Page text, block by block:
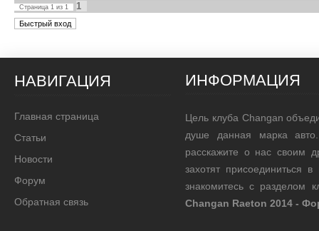
Страница 1 из 1 1
НАВИГАЦИЯ
Главная страница
Статьи
Новости
Форум
Обратная связь
ИНФОРМАЦИЯ
Цель клуба Changan
душе данная марка
расскажите о нас своим
захотят присоединиться
знакомитесь с разделом
Changan Raeton 2014 -